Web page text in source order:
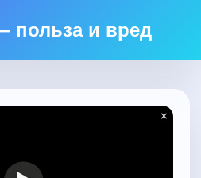
польза и вред